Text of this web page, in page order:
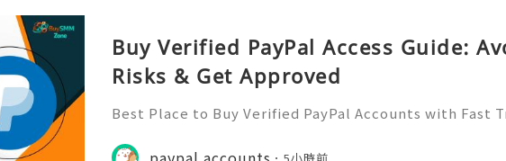
Buy Verified PayPal Access Guide:
Risks & Get Approved
Best Place to Buy Verified PayPal Accounts with Fast
026, transaction speed is the ultimate differentiator.